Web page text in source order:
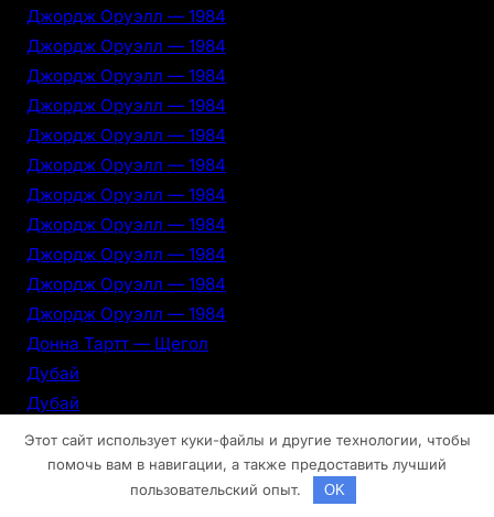
Джордж Оруэлл — 1984
Джордж Оруэлл — 1984
Джордж Оруэлл — 1984
Джордж Оруэлл — 1984
Джордж Оруэлл — 1984
Джордж Оруэлл — 1984
Джордж Оруэлл — 1984
Джордж Оруэлл — 1984
Джордж Оруэлл — 1984
Джордж Оруэлл — 1984
Джордж Оруэлл — 1984
Донна Тартт — Щегол
Дубай
Дубай
Дубай
Дубай
Этот сайт использует куки-файлы и другие технологии, чтобы
помочь вам в навигации, а также предоставить лучший
пользовательский опыт.
OK